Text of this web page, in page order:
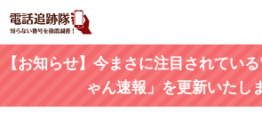
【お知らせ】今まさに注目されてい
ゃん速報」を更新いたし